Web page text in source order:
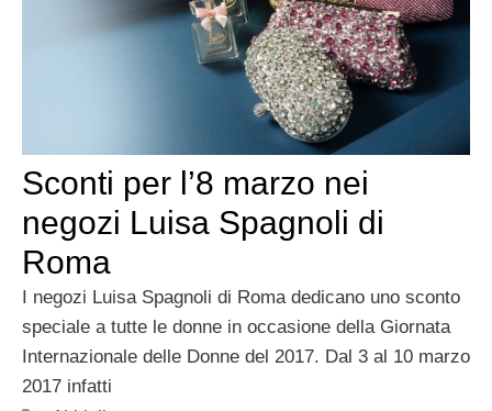
Sconti per l’8 marzo nei
negozi Luisa Spagnoli di
Roma
I negozi Luisa Spagnoli di Roma dedicano uno sconto
speciale a tutte le donne in occasione della Giornata
Internazionale delle Donne del 2017. Dal 3 al 10 marzo
2017 infatti